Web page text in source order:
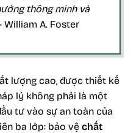
thông minh và
William A. Foster
lượng cao, được thiết kế
lý không phải là một
tư vào sự an toàn của
ba lớp: bảo vệ chất